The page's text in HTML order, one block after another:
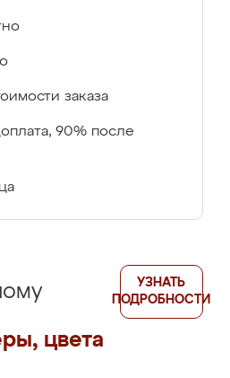
заказа
90% после
цвета
УЗНАТЬ
ПОДРОБНОСТИ